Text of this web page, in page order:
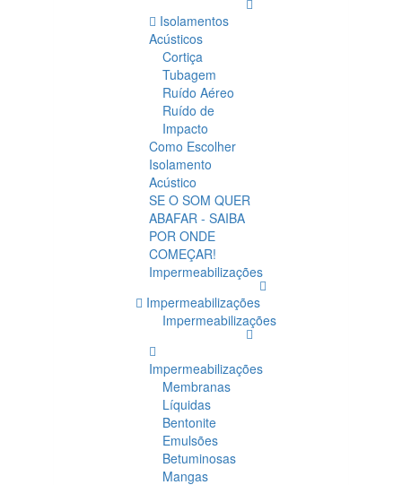
Isolamentos
Acústicos
Cortiça
Tubagem
Ruído Aéreo
Ruído de
Impacto
Como Escolher
Isolamento
Acústico
SE O SOM QUER
ABAFAR - SAIBA
POR ONDE
COMEÇAR!
Impermeabilizações
Impermeabilizações
Impermeabilizações
Impermeabilizações
Membranas
Líquidas
Bentonite
Emulsões
Betuminosas
Mangas